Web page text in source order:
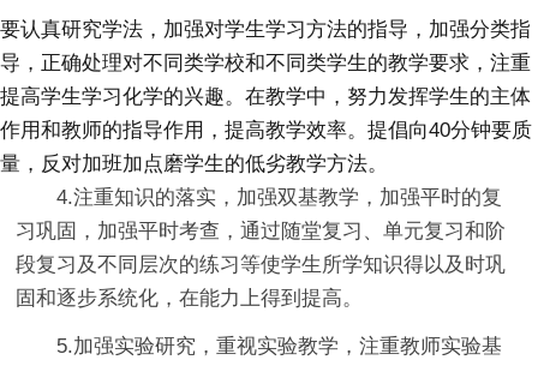
要认真研究学法，加强对学生学习方法的指导，加强分类指
导，正确处理对不同类学校和不同类学生的教学要求，注重
提高学生学习化学的兴趣。在教学中，努力发挥学生的主体
作用和教师的指导作用，提高教学效率。提倡向40分钟要质
量，反对加班加点磨学生的低劣教学方法。
4.注重知识的落实，加强双基教学，加强平时的复
习巩固，加强平时考查，通过随堂复习、单元复习和阶
段复习及不同层次的练习等使学生所学知识得以及时巩
固和逐步系统化，在能力上得到提高。
5.加强实验研究，重视实验教学，注重教师实验基